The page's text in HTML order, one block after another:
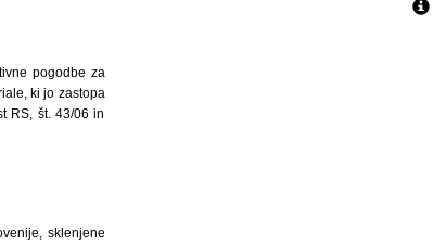
pogodbe za
ki jo zastopa
RS, št. 43/06 in
sklenjene